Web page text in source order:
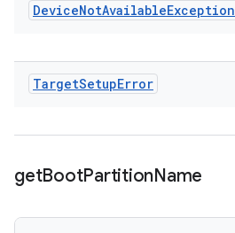
DeviceNotAvailableException
TargetSetupError
getBootPartitionName